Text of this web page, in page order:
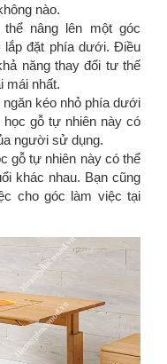
nào.
nâng lên một góc
lắp đặt phía dưới. Điều
năng thay đổi tư thế
mái nhất.
kéo nhỏ phía dưới
gỗ tự nhiên này có
người sử dụng.
gỗ tự nhiên này có thể
khác nhau. Bạn cũng
cho góc làm việc tại